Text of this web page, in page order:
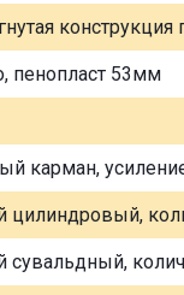
пенопласт 53мм
карман,
цилиндровый,
сувальдный,